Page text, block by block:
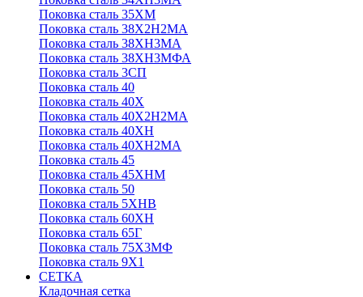
Поковка сталь 35ХМ
Поковка сталь 38Х2Н2МА
Поковка сталь 38ХН3МА
Поковка сталь 38ХН3МФА
Поковка сталь 3СП
Поковка сталь 40
Поковка сталь 40Х
Поковка сталь 40Х2Н2МА
Поковка сталь 40ХН
Поковка сталь 40ХН2МА
Поковка сталь 45
Поковка сталь 45ХНМ
Поковка сталь 50
Поковка сталь 5ХНВ
Поковка сталь 60ХН
Поковка сталь 65Г
Поковка сталь 75Х3МФ
Поковка сталь 9Х1
СЕТКА
Кладочная сетка